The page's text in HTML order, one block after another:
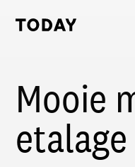
Today, links to the
Mooie
etalage